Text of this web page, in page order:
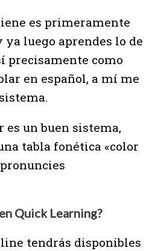
es primeramente
luego aprendes lo de
precisamente como
en español, a mí me
es un buen sistema,
tabla fonética «color
Quick Learning?
tendrás disponibles